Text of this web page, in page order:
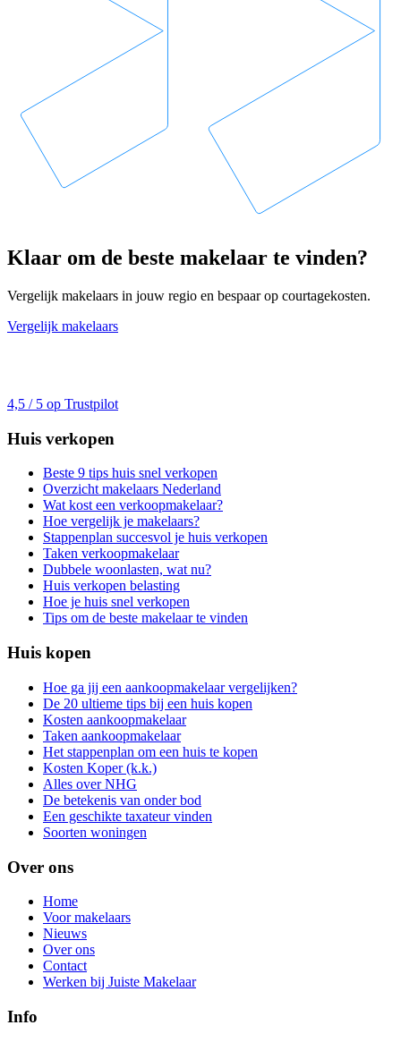
Klaar om de beste makelaar te vinden?
Vergelijk makelaars in jouw regio en bespaar op courtagekosten.
Vergelijk makelaars
4,5 / 5 op Trustpilot
Huis verkopen
Beste 9 tips huis snel verkopen
Overzicht makelaars Nederland
Wat kost een verkoopmakelaar?
Hoe vergelijk je makelaars?
Stappenplan succesvol je huis verkopen
Taken verkoopmakelaar
Dubbele woonlasten, wat nu?
Huis verkopen belasting
Hoe je huis snel verkopen
Tips om de beste makelaar te vinden
Huis kopen
Hoe ga jij een aankoopmakelaar vergelijken?
De 20 ultieme tips bij een huis kopen
Kosten aankoopmakelaar
Taken aankoopmakelaar
Het stappenplan om een huis te kopen
Kosten Koper (k.k.)
Alles over NHG
De betekenis van onder bod
Een geschikte taxateur vinden
Soorten woningen
Over ons
Home
Voor makelaars
Nieuws
Over ons
Contact
Werken bij Juiste Makelaar
Info